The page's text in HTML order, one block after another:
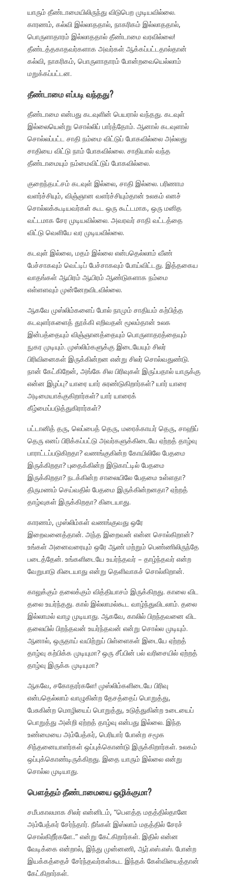
யாரும் தீண்டாமையிலிருந்து விடுபெற முடியவில்லை.
காரணம், கல்வி இல்லாததால், நாகரிகம் இல்லாததால்,
பொருளாதாரம் இல்லாததால் தீண்டாமை வரவில்லை!
தீண்டத்தகாதவர்களாக அவர்கள் ஆக்கப்பட்டதால்தான்
கல்வி, நாகரிகம், பொருளாதாரம் போன்றவையெல்லாம்
மறுக்கப்பட்டன.
தீண்டாமை எப்படி வந்தது?
தீண்டாமை என்பது கடவுளின் பெயரால் வந்தது. கடவுள்
இல்லையென்று சொல்லிப் பார்த்தோம். ஆனால் கடவுளால்
சொல்லப்பட்ட சாதி நம்மை விட்டுப் போகவில்லை அல்லது
சாதியை விட்டு நாம் போகவில்லை. சாதியால் வந்த
தீண்டாமையும் நம்மைவிட்டுப் போகவில்லை.
குறைந்தபட்சம் கடவுள் இல்லை, சாதி இல்லை. பரிணாம
வளர்ச்சியும், விஞ்ஞான வளர்ச்சியும்தான் உலகம் எனச்
சொல்லக்கூடியவர்கள் கூட ஒரு கூட்டமாக, ஒரு மனித
வட்டமாக சேர முடியவில்லை. அவரவர் சாதி வட்டத்தை
விட்டு வெளியே வர முடியவில்லை.
கடவுள் இல்லை, மதம் இல்லை என்பதெல்லாம் வீண்
பேச்சாகவும் வெட்டிப் பேச்சாகவும் போய்விட்டது. இத்தகைய
வாதங்கள் ஆயிரம் ஆயிரம் ஆண்டுகளாக நம்மை
எள்ளளவும் முன்னேறவிடவில்லை.
ஆகவே முஸ்லிம்களைப் போல் நாமும் சாதியம் கற்பித்த
கடவுளர்களைத் தூக்கி எறிவதன் மூலம்தான் உலக
இன்பத்தையும் விஞ்ஞானத்தையும் பொருளாதரத்தையும்
நுகர முடியும். முஸ்லிம்களுக்கு இடையேயும் சிலர்
பிரிவினைகள் இருக்கின்றன என்று சிலர் சொல்வதுண்டு.
நான் கேட்கிறேன், அங்கே சில பிரிவுகள் இருப்பதால் யாருக்கு
என்ன இழப்பு? யாரை யார் சுரண்டுகிறார்கள்? யார் யாரை
அடிமையாக்குகிறார்கள்? யார் யாரைக்
கீழ்மைப்படுத்துகிரார்கள்?
பட்டானித் தரு, லெப்பைத் தெரு, மரைக்காயர் தெரு, சாஹிப்
தெரு எனப் பிரிக்கப்பட்டு அவர்களுக்கிடையே ஏற்றத் தாழ்வு
பாராட்டப்படுகிறதா? வணங்குகின்ற கோயிலிலே பேதமை
இருக்கிறதா? புதைக்கின்ற இடுகாட்டில் பேதமை
இருக்கிறதா? நடக்கின்ற சாலையிலே பேதமை உள்ளதா?
திருமணம் செய்வதில் பேதமை இருக்கின்றனதா? ஏற்றத்
தாழ்வுகள் இருக்கிறதா? கிடையாது.
காரணம், முஸ்லிம்கள் வணங்குவது ஒரே
இறைவனைத்தான். அந்த இறைவன் என்ன சொல்கிறான்?
உங்கள் அனைவரையும் ஒரே ஆண் மற்றும் பெண்ணிலிருந்தே
படைத்தேன். உங்களிடையே உயர்ந்தவர் – தாழ்ந்தவர் என்ற
வேறுபாடு கிடையாது என்று தெளிவாகச் சொல்கிறான்.
காலுக்கும் தலைக்கும் வித்தியாசம் இருக்கிறது. காலை விட
தலை உயர்ந்தது. கால் இல்லாமல்கூட வாழ்ந்துவிடலாம். தலை
இல்லாமல் வாழ முடியாது. ஆகவே, காலில் பிறந்தவனை விட
தலையில் பிறந்தவன் உயர்ந்தவன் என்று சொல்ல முடியும்.
ஆனால், ஒருதாய் வயிற்றுப் பிள்ளைகள் இடையே ஏற்றத்
தாழ்வு கற்பிக்க முடியுமா? ஒரு சீப்பின் பல் வரிசையில் ஏற்றத்
தாழ்வு இருக்க முடியுமா?
ஆகவே, சகோதரர்களே! முஸ்லிம்களிடையே பிரிவு
என்பதெல்லாம் வாழுகின்ற தேசத்தைப் பொறுத்து,
பேசுகின்ற மொழியைப் பொறுத்து, உடுத்துகின்ற உடையைப்
பொறுத்து அன்றி ஏற்றத் தாழ்வு என்பது இல்லை. இந்த
உண்மையை அம்பேத்கர், பெரியார் போன்ற சமூக
சிந்தனையாளர்கள் ஒப்புக்கொண்டு இருக்கிறார்கள். உலகம்
ஒப்புக்கொண்டிருக்கிறது. இதை யாரும் இல்லை என்று
சொல்ல முடியாது.
பௌத்தம் தீண்டாமையை ஒழிக்குமா?
சமீபகாலமாக சிலர் என்னிடம், “பௌத்த மதத்தில்தானே
அம்பேத்கர் சேர்ந்தார். நீங்கள் இஸ்லாம் மதத்தில் சேரச்
சொல்கிறீர்களே..” என்று கேட்கிறார்கள். இதில் என்ன
வேடிக்கை என்றால், இந்து முன்னணி, ஆர்.எஸ்.எஸ். போன்ற
இயக்கத்தைச் சேர்ந்தவர்கள்கூட இந்தக் கேள்வியைத்தான்
கேட்கிறார்கள்.